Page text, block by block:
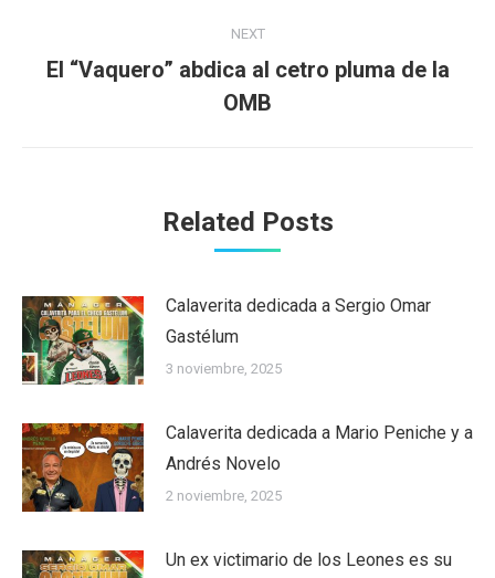
NEXT
Next
post:
El “Vaquero” abdica al cetro pluma de la
OMB
Related Posts
Calaverita dedicada a Sergio Omar
Gastélum
3 noviembre, 2025
Calaverita dedicada a Mario Peniche y a
Andrés Novelo
2 noviembre, 2025
Un ex victimario de los Leones es su